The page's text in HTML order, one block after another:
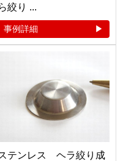
絞り ...
事例詳細
テンレス ヘラ絞り成